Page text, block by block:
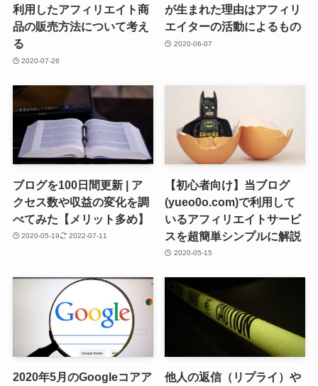
利用したアフィリエイト商
品の販売方法について考え
る
2020-07-26
が生まれた理由はアフィリ
エイターの活動によるもの
2020-06-07
ブログを100日間更新 | ア
クセス数や収益の変化を調
べてみた【メリット多め】
2020-05-19 2022-07-11
【初心者向け】当ブログ
(yueo0o.com)で利用して
いるアフィリエイトサービ
スを超簡単シンプルに解説
2020-05-15
2020年5月のGoogleコアア
他人の返信（リプライ）や